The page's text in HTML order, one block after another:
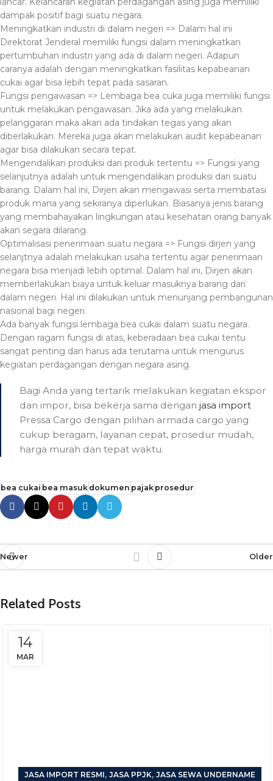
dampak positif bagi suatu negara.
Meningkatkan industri di dalam negeri => Dalam hal ini
Direktorat Jenderal memiliki fungsi dalam meningkatkan
pertumbuhan industri yang ada di dalam negeri. Adapun
caranya adalah dengan meningkatkan fasilitas kepabeanan
cukai agar bisa lebih tepat pada sasaran.
Fungsi pengawasan => Lembaga bea cuka juga memiliki fungsi
untuk melakukan pengawasan. Jika ada yang melakukan
pelanggaran maka akan ada tindakan tegas yang akan
diberlakukan. Mereka juga akan melakukan audit kepabeanan
agar bisa dilakukan secara tepat.
Mengendalikan produksi dari produk tertentu => Fungsi yang
selanjutnya adalah untuk mengendalikan produksi dari suatu
barang. Dalam hal ini, Dirjen akan mengawasi serta membatasi
produk mana yang sekiranya diperlukan. Biasanya jenis barang
yang membahayakan lingkungan atau kesehatan orang banyak
akan segara dilarang.
Optimalisasi penerimaan suatu negara => Fungsi dirjen yang
selanjtnya adalah melakukan usaha tertentu agar penerimaan
negara bisa menjadi lebih optimal. Dalam hal ini, Dirjen akan
memberlakukan biaya untuk keluar masuknya barang dari
dalam negeri. Hal ini dilakukan untuk menunjang pembangunan
nasional bagi negeri.
Ada banyak fungsi lembaga bea cukai dalam suatu negara.
Dengan ragam fungsi di atas, keberadaan bea cukai tentu
sangat penting dan harus ada terutama untuk mengurus
kegiatan perdagangan dengan negara asing.
Bagi Anda yang tertarik melakukan kegiatan ekspor
dan impor, bisa bekerja sama dengan jasa import
Pressa Cargo dengan pilihan armada cargo yang
cukup beragam, layanan cepat, prosedur mudah,
harga murah dan tepat waktu.
bea cukai bea masukdokumen pajak prosedur
Newer Older
Related Posts
14
MAR
JASA IMPORT RESMI, JASA PPJK, JASA SEWA UNDERNAME